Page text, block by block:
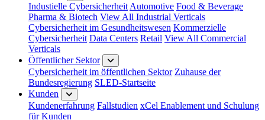
Industielle Cybersicherheit Automotive Food & Beverage
Pharma & Biotech View All Industrial Verticals
Cybersicherheit im Gesundheitswesen Kommerzielle
Cybersicherheit Data Centers Retail View All Commercial
Verticals
Öffentlicher Sektor
Cybersicherheit im öffentlichen Sektor Zuhause der
Bundesregierung SLED-Startseite
Kunden
Kundenerfahrung Fallstudien xCel Enablement und Schulung
für Kunden